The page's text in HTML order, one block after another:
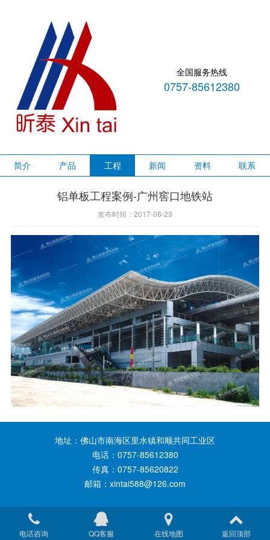
全国服务热线
0757-85612380
简介 产品 工程 新闻 资料 联系
铝单板工程案例-广州窖口地铁站
发布时间：2017-08-23
地址：佛山市南海区里水镇和顺共同工业区
电话：0757-85612380
传真：0757-85620822
邮箱：xintai588@126.com
电话咨询 QQ客服 在线地图 返回顶部